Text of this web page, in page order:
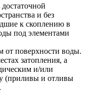
и без
к скоплению в
под элементами
от поверхности воды.
затопления, а
и/или
(приливы и отливы